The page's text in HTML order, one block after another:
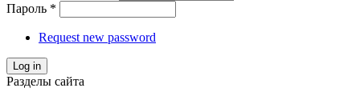
Пароль *
Request new password
Log in
Разделы сайта